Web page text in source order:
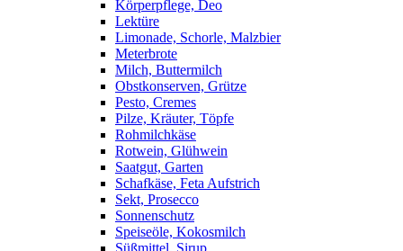
Körperpflege, Deo
Lektüre
Limonade, Schorle, Malzbier
Meterbrote
Milch, Buttermilch
Obstkonserven, Grütze
Pesto, Cremes
Pilze, Kräuter, Töpfe
Rohmilchkäse
Rotwein, Glühwein
Saatgut, Garten
Schafkäse, Feta Aufstrich
Sekt, Prosecco
Sonnenschutz
Speiseöle, Kokosmilch
Süßmittel, Sirup